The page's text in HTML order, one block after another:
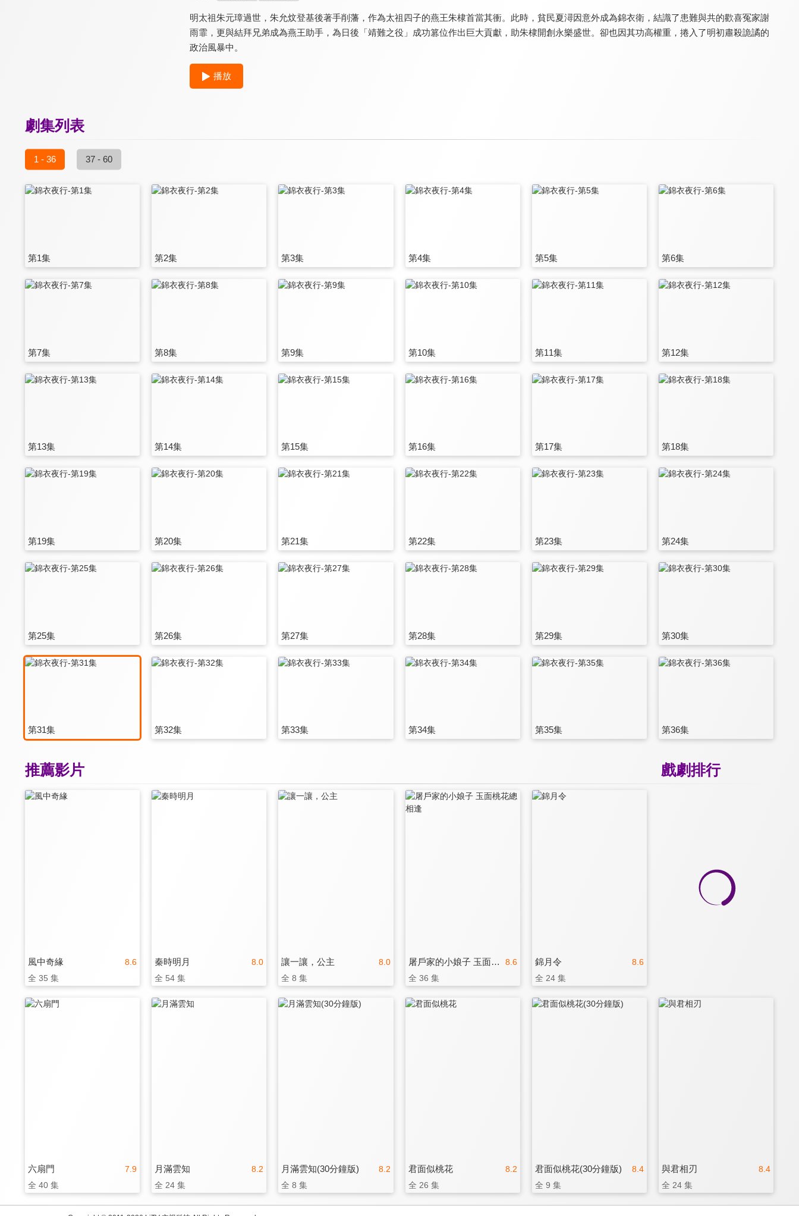
明太祖朱元璋過世，朱允炆登基後著手削藩，作為太祖四子的燕王朱棣首當其衝。此時，貧民夏潯因意外成為錦衣衛，結識了患難與共的歡喜冤家謝
雨霏，更與結拜兄弟成為燕王助手，為日後「靖難之役」成功篡位作出巨大貢獻，助朱棣開創永樂盛世。卻也因其功高權重，捲入了明初肅殺詭譎的
政治風暴中。
播放
劇集列表
1 - 36 37 - 60
第1集 第2集 第3集 第4集 第5集 第6集
第7集 第8集 第9集 第10集 第11集 第12集
第13集 第14集 第15集 第16集 第17集 第18集
第19集 第20集 第21集 第22集 第23集 第24集
第25集 第26集 第27集 第28集 第29集 第30集
第31集 第32集 第33集 第34集 第35集 第36集
戲劇排行
推薦影片
8.6
風中奇緣
全 35 集
8.0
秦時明月
全 54 集
8.0
讓一讓，公主
全 8 集
8.6
屠戶家的小娘子 玉面桃花總相逢
全 36 集
8.6
錦月令
全 24 集
7.9
六扇門
全 40 集
8.2
月滿雲知
全 24 集
8.2
月滿雲知(30分鐘版)
全 8 集
8.2
君面似桃花
全 26 集
8.4
君面似桃花(30分鐘版)
全 9 集
8.4
與君相刃
全 24 集